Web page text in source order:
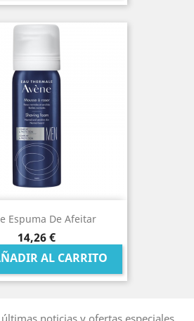
Espuma De Afeitar
Precio
14,26 €
AL CARRITO
noticias y ofertas especiales